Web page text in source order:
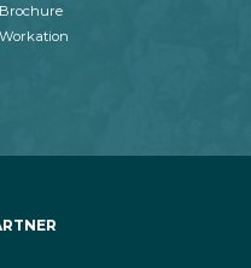
Brochure
Workation